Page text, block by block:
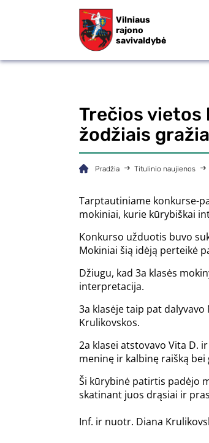
Vilniaus
rajono
savivaldybė
Trečios
žodžiais
Pradžia Titulinio naujienos
Tarptautiniame konkurse-
mokiniai, kurie kūrybiškai
Konkurso užduotis buvo
Mokiniai šią idėją perteikė
Džiugu, kad 3a klasės
interpretacija.
3a klasėje taip pat
Krulikovskos.
2a klasei atstovavo Vita D.
meninę ir kalbinę raišką
Ši kūrybinė patirtis padėjo
skatinant juos drąsiai ir
Inf. ir nuotr. Diana